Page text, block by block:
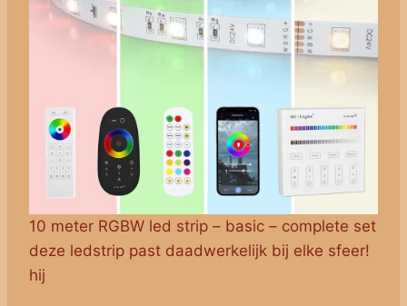
10 meter RGBW led strip – basic – complete set
deze ledstrip past daadwerkelijk bij elke sfeer!
hij